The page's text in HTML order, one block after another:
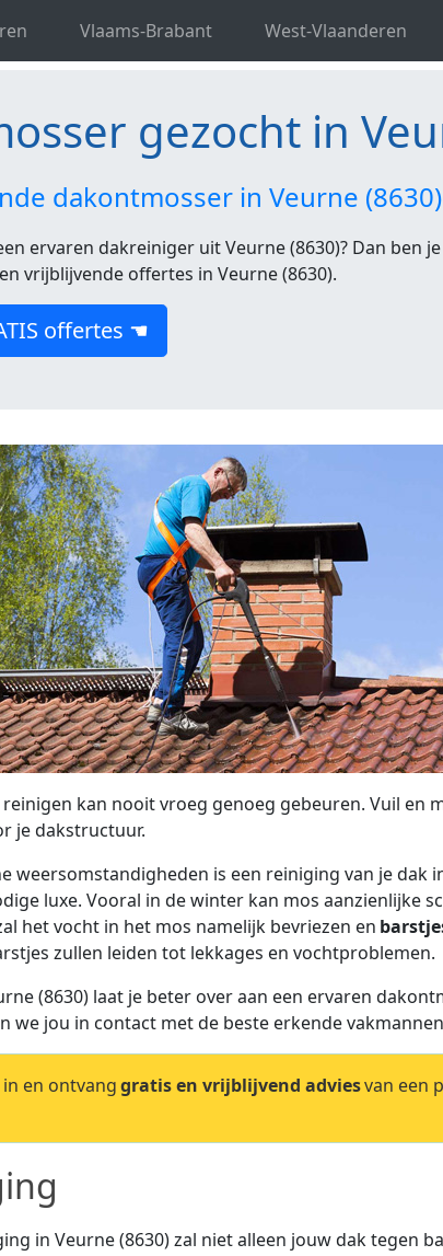
Vlaams-Brabant West-Vlaanderen
Dakontmosser Veurne
gezocht in
dakontmosser in Veurne
ervaren dakreiniger uit Veurne (8630)? Dan ben
vrijblijvende offertes in Veurne (8630).
offertes ☚
kan nooit vroeg genoeg gebeuren. Vuil en
je dakstructuur.
weersomstandigheden is een reiniging van je dak
luxe. Vooral in de winter kan mos aanzienlijke
het vocht in het mos namelijk bevriezen en
zullen leiden tot lekkages en vochtproblemen.
(8630) laat je beter over aan een ervaren
jou in contact met de beste erkende
en ontvanggratis en vrijblijvend adviesvan een
in Veurne (8630) zal niet alleen jouw dak tegen